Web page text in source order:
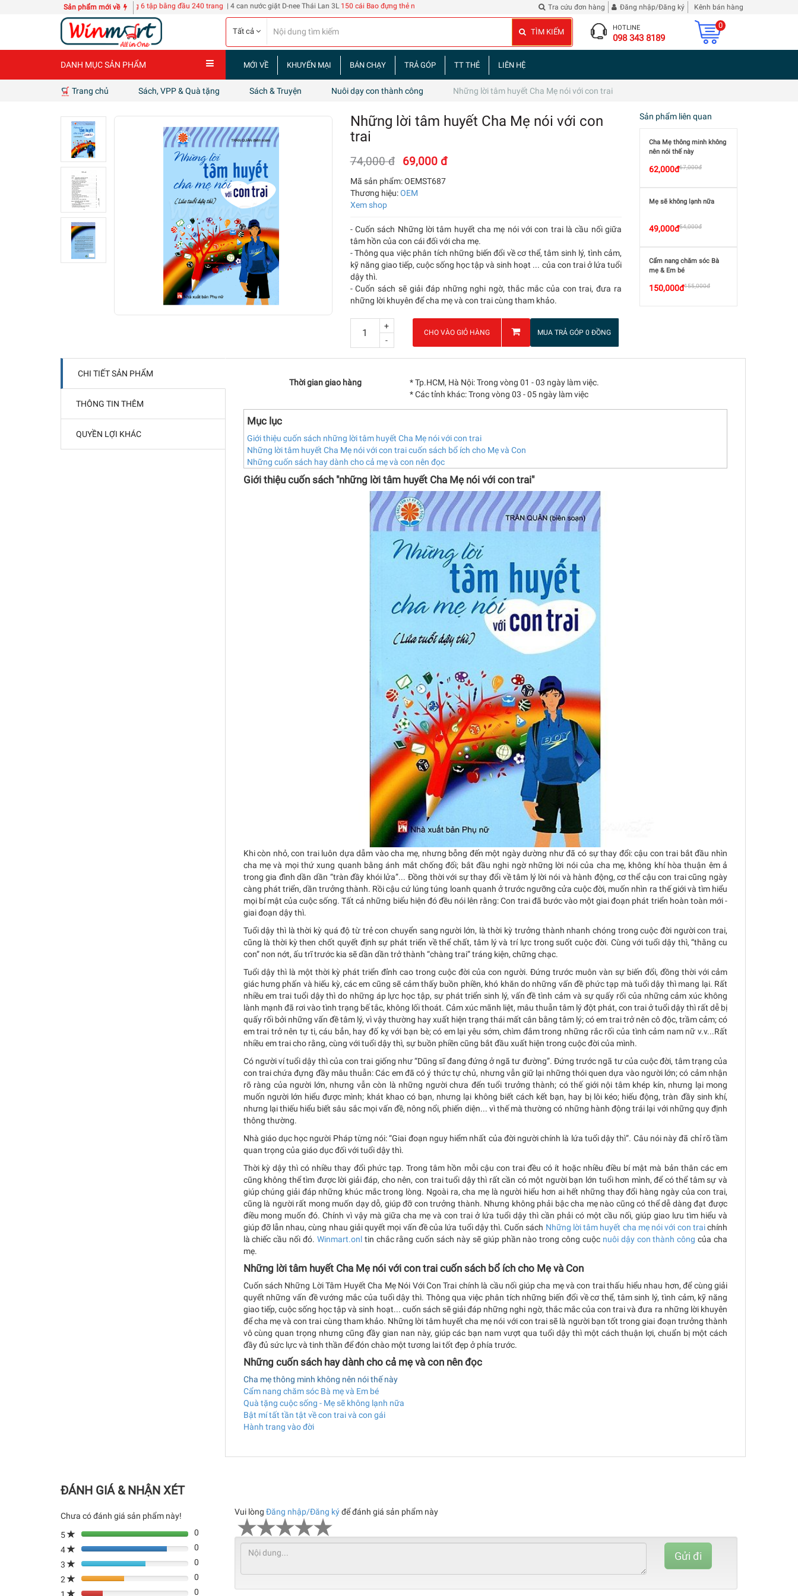
Sản phẩm mới về
10 quyển Sổ A3 bìa cứng 6 tập bằng đầu 240 trang | 4 can nước giặt D-nee Thái Lan 3L150 cái Bao đựng thẻ nhân viên 108 | 60 tập truyện tranh Tam Quốc Diễn NghĩaĐừng phê bình tôi | 2 chai Rượu Vang Hibiscus Roselle
Tra cứu đơn hàng Đăng nhập/Đăng ký Kênh bán hàng
Tất cả TÌM KIẾM HOTLINE
098 343 8189
0
DANH MỤC SẢN PHẨM MỚI VỀ KHUYẾN MẠI BÁN CHẠY TRẢ GÓP TT THẺ LIÊN HỆ
Trang chủ Sách, VPP & Quà tặng Sách & Truyện Nuôi dạy con thành công Những lời tâm huyết Cha Mẹ nói với con trai
Những lời tâm huyết Cha Mẹ nói với con
trai
74,000 đ 69,000 đ
Mã sản phẩm:OEMST687
Thương hiệu:OEM
Xem shop
- Cuốn sách Những lời tâm huyết cha mẹ nói với con trai là cầu nối giữa
tâm hồn của con cái đối với cha mẹ.
- Thông qua việc phân tích những biến đổi về cơ thể, tâm sinh lý, tình cảm,
kỹ năng giao tiếp, cuộc sống học tập và sinh hoạt ... của con trai ở lứa tuổi
dậy thì.
- Cuốn sách sẽ giải đáp những nghi ngờ, thắc mắc của con trai, đưa ra
những lời khuyên để cha mẹ và con trai cùng tham khảo.
+
-
CHO VÀO GIỎ HÀNG MUA TRẢ GÓP 0 ĐỒNG
Sản phẩm liên quan
Cha Mẹ thông minh không
nên nói thế này
62,000đ67,000đ
Mẹ sẽ không lạnh nữa
49,000đ54,000đ
Cẩm nang chăm sóc Bà
mẹ & Em bé
150,000đ155,000đ
CHI TIẾT SẢN PHẨM
THÔNG TIN THÊM
QUYỀN LỢI KHÁC
Thời gian giao hàng
* Tp.HCM, Hà Nội: Trong vòng 01 - 03 ngày làm việc.
* Các tỉnh khác: Trong vòng 03 - 05 ngày làm việc
Mục lục
Giới thiệu cuốn sách những lời tâm huyết Cha Mẹ nói với con trai
Những lời tâm huyết Cha Mẹ nói với con trai cuốn sách bổ ích cho Mẹ và Con
Những cuốn sách hay dành cho cả mẹ và con nên đọc
Giới thiệu cuốn sách "những lời tâm huyết Cha Mẹ nói với con trai"
Khi còn nhỏ, con trai luôn dựa dẫm vào cha mẹ, nhưng bỗng đến một ngày dường như đã có sự thay đổi: cậu con trai bắt đầu nhìn
cha mẹ và mọi thứ xung quanh bằng ánh mắt chống đối; bắt đầu nghi ngờ những lời nói của cha mẹ, không khí hòa thuận êm ả
trong gia đình dần dần “tràn đầy khói lửa”... Đồng thời với sự thay đổi về tâm lý lời nói và hành động, cơ thể cậu con trai cũng ngày
càng phát triển, dần trưởng thành. Rồi cậu cứ lúng túng loanh quanh ở trước ngưỡng cửa cuộc đời, muốn nhìn ra thế giới và tìm hiểu
mọi bí mật của cuộc sống. Tất cả những biểu hiện đó đều nói lên rằng: Con trai đã bước vào một giai đoạn phát triển hoàn toàn mới -
giai đoạn dậy thì.
Tuổi dậy thì là thời kỳ quá độ từ trẻ con chuyển sang người lớn, là thời kỳ trưởng thành nhanh chóng trong cuộc đời người con trai,
cũng là thời kỳ then chốt quyết định sự phát triển về thể chất, tâm lý và trí lực trong suốt cuộc đời. Cùng với tuổi dậy thì, “thằng cu
con” non nớt, ấu trĩ trước kia sẽ dần dần trở thành “chàng trai” tráng kiện, chững chạc.
Tuổi dậy thì là một thời kỳ phát triển đỉnh cao trong cuộc đời của con người. Đứng trước muôn vàn sự biến đổi, đồng thời với cảm
giác hưng phấn và hiếu kỳ, các em cũng sẽ cảm thấy buồn phiền, khó khăn do những vấn đề phức tạp mà tuổi dậy thì mang lại. Rất
nhiều em trai tuổi dậy thì do những áp lực học tập, sự phát triển sinh lý, vấn đề tình cảm và sự quấy rối của những cảm xúc không
lành mạnh đã rơi vào tình trạng bế tắc, không lối thoát. Cảm xúc mãnh liệt, mâu thuẫn tâm lý đột phát, con trai ở tuổi dậy thì rất dễ bị
quấy rối bởi những vấn đề tâm lý, vì vậy thường hay xuất hiện trạng thái mất cân bằng tâm lý; có em trai trở nên cô độc, trầm cảm; có
em trai trở nên tự ti, cáu bẳn, hay đố kỵ với bạn bè; có em lại yêu sớm, chìm đắm trong những rắc rối của tình cảm nam nữ v.v...Rất
nhiều em trai cho rằng, cùng với tuổi dậy thì, sự buồn phiền cũng bắt đầu xuất hiện trong cuộc đời của mình.
Có người ví tuổi dậy thì của con trai giống như “Dũng sĩ đang đứng ở ngã tư đường”. Đứng trước ngã tư của cuộc đời, tâm trạng của
con trai chứa đựng đầy mâu thuẫn: Các em đã có ý thức tự chủ, nhưng vẫn giữ lại những thói quen dựa vào người lớn; có cảm nhận
rõ ràng của người lớn, nhưng vẫn còn là những người chưa đến tuổi trưởng thành; có thế giới nội tâm khép kín, nhưng lại mong
muốn người lớn hiểu được mình; khát khao có bạn, nhưng lại không biết cách kết bạn, hay bị lôi kéo; hiếu động, tràn đầy sinh khí,
nhưng lại thiếu hiểu biết sâu sắc mọi vấn đề, nông nổi, phiến diện... vì thế mà thường có những hành động trái lại với những quy định
thông thường.
Nhà giáo dục học người Pháp từng nói: “Giai đoạn nguy hiểm nhất của đời người chính là lứa tuổi dậy thì”. Câu nói này đã chỉ rõ tầm
quan trọng của giáo dục đối với tuổi dậy thì.
Thời kỳ dậy thì có nhiều thay đổi phức tạp. Trong tâm hồn mỗi cậu con trai đều có ít hoặc nhiều điều bí mật mà bản thân các em
cũng không thể tìm được lời giải đáp, cho nên, con trai tuổi dậy thì rất cần có một người bạn lớn tuổi hơn mình, để có thể tâm sự và
giúp chúng giải đáp những khúc mắc trong lòng. Ngoài ra, cha mẹ là người hiểu hơn ai hết những thay đổi hàng ngày của con trai,
cũng là người rất mong muốn dạy dỗ, giúp đỡ con trưởng thành. Nhưng không phải bậc cha mẹ nào cũng có thể dễ dàng đạt được
điều mong muốn đó. Chính vì vậy mà giữa cha mẹ và con trai ở lứa tuổi dậy thì cần phải có một cầu nối, giúp giao lưu tìm hiểu và
giúp đỡ lẫn nhau, cùng nhau giải quyết mọi vấn đề của lứa tuổi dậy thì. Cuốn sách Những lời tâm huyết cha mẹ nói với con traichính
là chiếc cầu nối đó. Winmart.onltin chắc rằng cuốn sách này sẽ giúp phần nào trong công cuộc nuôi dậy con thành công của cha
mẹ.
Những lời tâm huyết Cha Mẹ nói với con trai cuốn sách bổ ích cho Mẹ và Con
Cuốn sách Những Lời Tâm Huyết Cha Mẹ Nói Với Con Trai chính là cầu nối giúp cha mẹ và con trai thấu hiểu nhau hơn, để cùng giải
quyết những vấn đề vướng mắc của tuổi dậy thì. Thông qua việc phân tích những biến đổi về cơ thể, tâm sinh lý, tình cảm, kỹ năng
giao tiếp, cuộc sống học tập và sinh hoạt... cuốn sách sẽ giải đáp những nghi ngờ, thắc mắc của con trai và đưa ra những lời khuyên
để cha mẹ và con trai cùng tham khảo. Những lời tâm huyết cha mẹ nói với con trai sẽ là người bạn tốt trong giai đoạn trưởng thành
vô cùng quan trọng nhưng cũng đầy gian nan này, giúp các bạn nam vượt qua tuổi dậy thì một cách thuận lợi, chuẩn bị một cách
đầy đủ sức lực và tinh thần để đón chào một tương lai tốt đẹp ở phía trước.
Những cuốn sách hay dành cho cả mẹ và con nên đọc
Cha mẹ thông minh không nên nói thế này
Cẩm nang chăm sóc Bà mẹ và Em bé
Quà tặng cuộc sống - Mẹ sẽ không lạnh nữa
Bật mí tất tần tật về con trai và con gái
Hành trang vào đời
ĐÁNH GIÁ & NHẬN XÉT
Chưa có đánh giá sản phẩm này!
5
80%
0
4
80%
Complete
(danger)
0
3
80%
Complete
(danger)
0
2
80%
Complete
0
0
Vui lòng Đăng nhập/Đăng kýđể đánh giá sản phẩm này
Gửi đi